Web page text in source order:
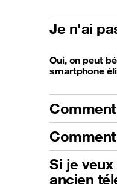
Je n'ai
Oui, on peut
smartphone
Si je
ancien